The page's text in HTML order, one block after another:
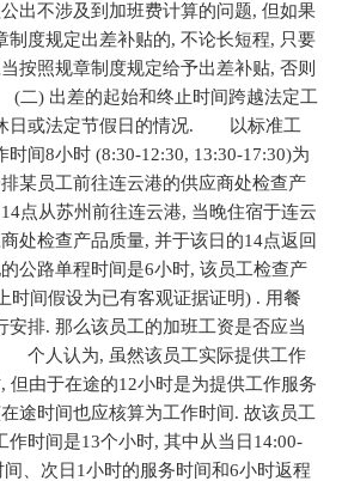
出不涉及到加班费计算的问题, 但如果
制度规定出差补贴的, 不论长短程, 只要
按照规章制度规定给予出差补贴, 否则
) 出差的起始和终止时间跨越法定工
日或法定节假日的情况. 以标准工
时间8小时 (8:30-12:30, 13:30-17:30)为
某员工前往连云港的供应商处检查产
点从苏州前往连云港, 当晚住宿于连云
处检查产品质量, 并于该日的14点返回
公路单程时间是6小时, 该员工检查产
时间假设为已有客观证据证明) . 用餐
安排. 那么该员工的加班工资是否应当
个人认为, 虽然该员工实际提供工作
但由于在途的12小时是为提供工作服务
途时间也应核算为工作时间. 故该员工
作时间是13个小时, 其中从当日14:00-
、次日1小时的服务时间和6小时返程